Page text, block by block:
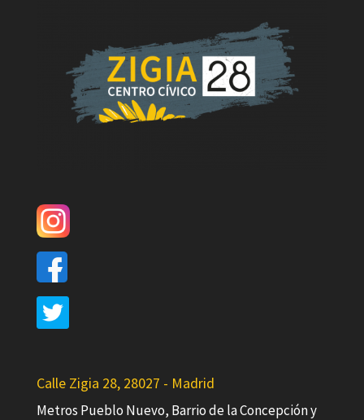
Calle Zigia 28, 28027 - Madrid
Metros Pueblo Nuevo, Barrio de la Concepción y